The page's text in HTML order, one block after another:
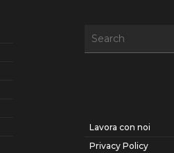
Lavora con noi
Privacy Policy